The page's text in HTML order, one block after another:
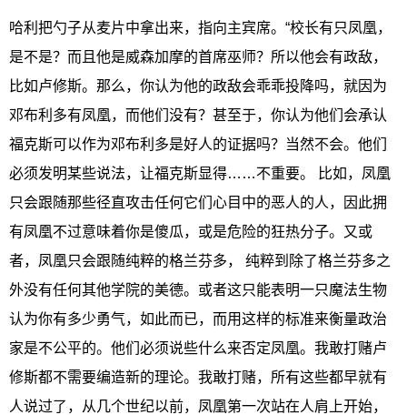
哈利把勺子从麦片中拿出来，指向主宾席。“校长有只凤凰，
是不是？而且他是威森加摩的首席巫师？所以他会有政敌，
比如卢修斯。那么，你认为他的政敌会乖乖投降吗，就因为
邓布利多有凤凰，而他们没有？甚至于，你认为他们会承认
福克斯可以作为邓布利多是好人的证据吗？当然不会。他们
必须发明某些说法，让福克斯显得……不重要。 比如，凤凰
只会跟随那些径直攻击任何它们心目中的恶人的人，因此拥
有凤凰不过意味着你是傻瓜，或是危险的狂热分子。又或
者，凤凰只会跟随纯粹的格兰芬多， 纯粹到除了格兰芬多之
外没有任何其他学院的美德。或者这只能表明一只魔法生物
认为你有多少勇气，如此而已，而用这样的标准来衡量政治
家是不公平的。他们必须说些什么来否定凤凰。我敢打赌卢
修斯都不需要编造新的理论。我敢打赌，所有这些都早就有
人说过了，从几个世纪以前，凤凰第一次站在人肩上开始，